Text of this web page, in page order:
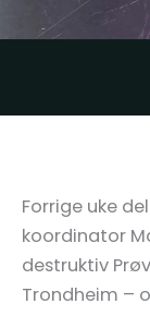
Forrige uke
koordinator
destruktiv
Trondheim –